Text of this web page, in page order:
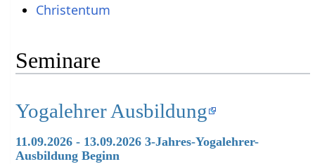
Christentum
Seminare
Yogalehrer Ausbildung
11.09.2026 - 13.09.2026 3-Jahres-Yogalehrer-
Ausbildung Beginn